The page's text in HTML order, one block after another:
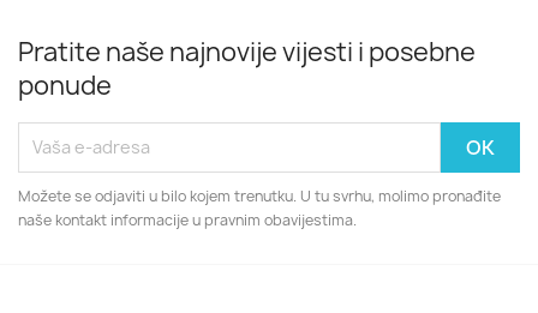
Pratite naše najnovije vijesti i posebne
ponude
Možete se odjaviti u bilo kojem trenutku. U tu svrhu, molimo pronađite
naše kontakt informacije u pravnim obavijestima.